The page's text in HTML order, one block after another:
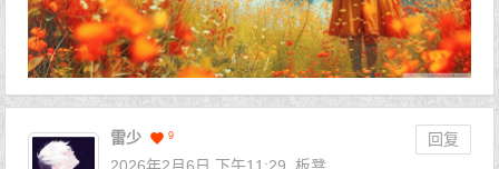
雷少 9
回复